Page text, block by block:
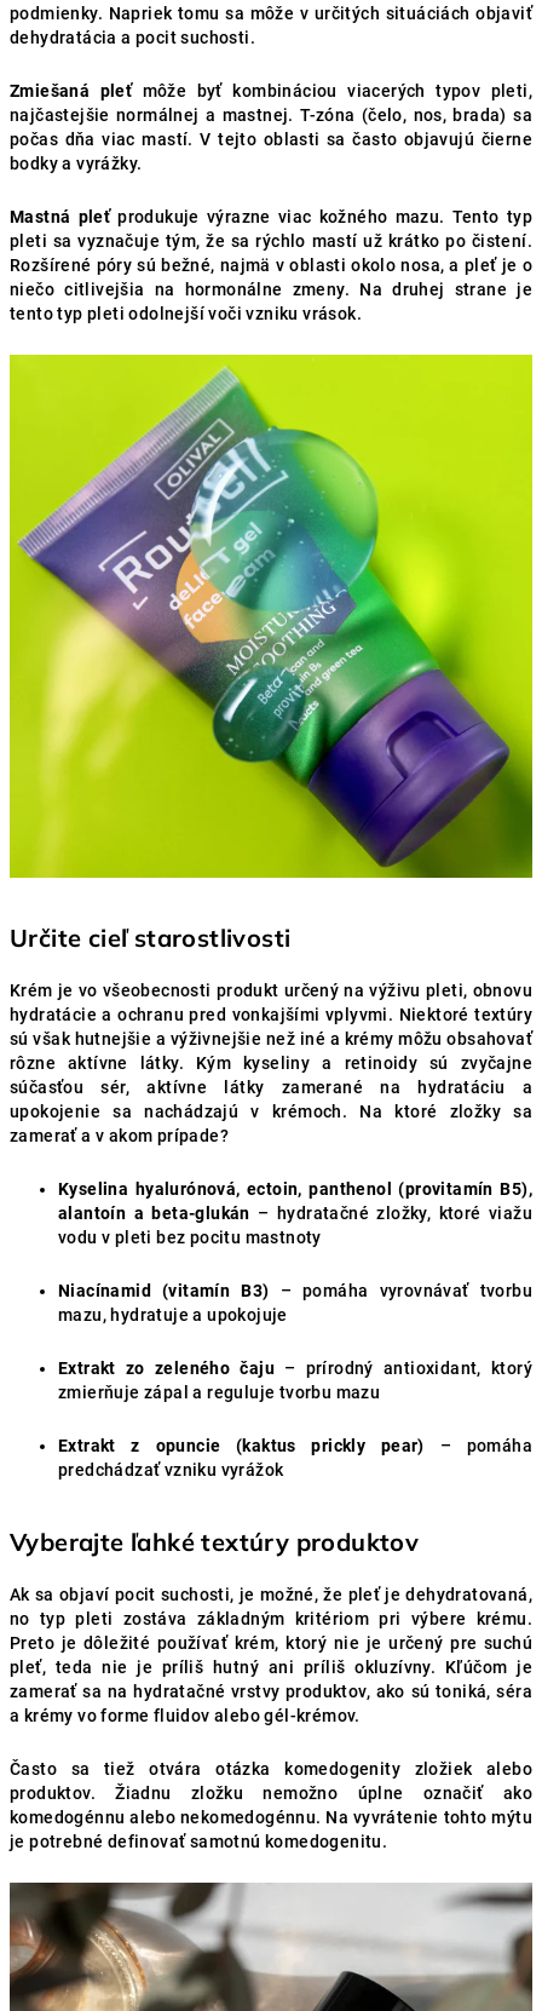
podmienky. Napriek tomu sa môže v určitých situáciách objaviť
dehydratácia a pocit suchosti.
Zmiešaná pleťmôže byť kombináciou viacerých typov pleti,
najčastejšie normálnej a mastnej. T-zóna (čelo, nos, brada) sa
počas dňa viac mastí. V tejto oblasti sa často objavujú čierne
bodky a vyrážky.
Mastná pleťprodukuje výrazne viac kožného mazu. Tento typ
pleti sa vyznačuje tým, že sa rýchlo mastí už krátko po čistení.
Rozšírené póry sú bežné, najmä v oblasti okolo nosa, a pleť je o
niečo citlivejšia na hormonálne zmeny. Na druhej strane je
tento typ pleti odolnejší voči vzniku vrások.
Určite cieľ starostlivosti
Krém je vo všeobecnosti produkt určený na výživu pleti, obnovu
hydratácie a ochranu pred vonkajšími vplyvmi. Niektoré textúry
sú však hutnejšie a výživnejšie než iné a krémy môžu obsahovať
rôzne aktívne látky. Kým kyseliny a retinoidy sú zvyčajne
súčasťou sér, aktívne látky zamerané na hydratáciu a
upokojenie sa nachádzajú v krémoch. Na ktoré zložky sa
zamerať a v akom prípade?
Kyselina hyalurónová, ectoin, panthenol (provitamín B5),
alantoín a beta-glukán – hydratačné zložky, ktoré viažu
vodu v pleti bez pocitu mastnoty
Niacínamid (vitamín B3) – pomáha vyrovnávať tvorbu
mazu, hydratuje a upokojuje
Extrakt zo zeleného čaju– prírodný antioxidant, ktorý
zmierňuje zápal a reguluje tvorbu mazu
Extrakt z opuncie (kaktus prickly pear) – pomáha
predchádzať vzniku vyrážok
Vyberajte ľahké textúry produktov
Ak sa objaví pocit suchosti, je možné, že pleť je dehydratovaná,
no typ pleti zostáva základným kritériom pri výbere krému.
Preto je dôležité používať krém, ktorý nie je určený pre suchú
pleť, teda nie je príliš hutný ani príliš okluzívny. Kľúčom je
zamerať sa na hydratačné vrstvy produktov, ako sú toniká, séra
a krémy vo forme fluidov alebo gél-krémov.
Často sa tiež otvára otázka komedogenity zložiek alebo
produktov. Žiadnu zložku nemožno úplne označiť ako
komedogénnu alebo nekomedogénnu. Na vyvrátenie tohto mýtu
je potrebné definovať samotnú komedogenitu.